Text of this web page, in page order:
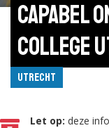
Capabel
College
Utrecht
Let op: deze